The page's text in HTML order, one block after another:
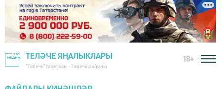
ТЕЛӘЧЕ ЯҢАЛЫКЛАРЫ
"Теләче" газетасы - Теләче районы
18+